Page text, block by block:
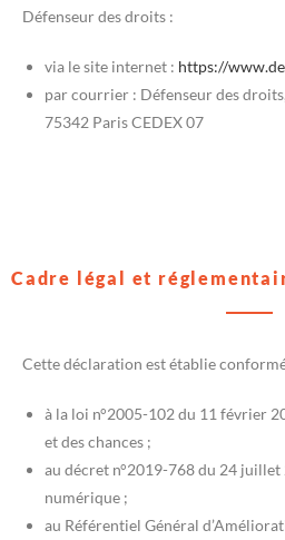
Défenseur des droits :
via le site internet : https://
par courrier : Défenseur des
75342 Paris CEDEX 07
Cadre légal et
Cette déclaration est établie
à la loi n°2005-102 du 11 février
et des chances ;
au décret n°2019-768 du 24
numérique ;
au Référentiel Général